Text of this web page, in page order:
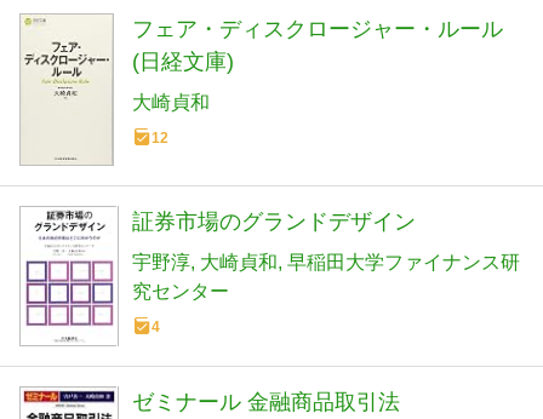
フェア・ディスクロージャー・ルール
(日経文庫)
大崎貞和
12
証券市場のグランドデザイン
宇野淳 大崎貞和 早稲田大学ファイナンス研
究センター
4
ゼミナール 金融商品取引法